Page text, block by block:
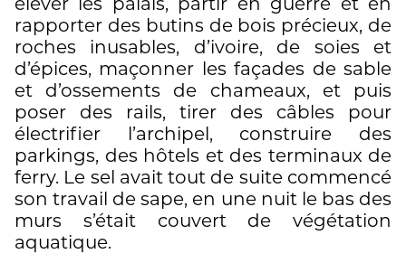
rapporter des butins de bois précieux, de
roches inusables, d’ivoire, de soies et
d’épices, maçonner les façades de sable
et d’ossements de chameaux, et puis
poser des rails, tirer des câbles pour
électrifier l’archipel, construire des
parkings, des hôtels et des terminaux de
ferry. Le sel avait tout de suite commencé
son travail de sape, en une nuit le bas des
murs s’était couvert de végétation
aquatique.